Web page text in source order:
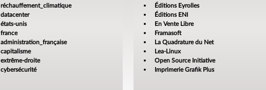
réchauffement_climatique
datacenter
états-unis
france
administration_française
capitalisme
extrême-droite
cybersécurité
Éditions Eyrolles
Éditions ENI
En Vente Libre
Framasoft
La Quadrature du Net
Lea-Linux
Open Source Initiative
Imprimerie Grafik Plus